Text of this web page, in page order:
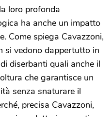
loro profonda
ha anche un impatto
Come spiega Cavazzoni,
si vedono dappertutto in
diserbanti quali anche il
che garantisce un
senza snaturare il
precisa Cavazzoni,